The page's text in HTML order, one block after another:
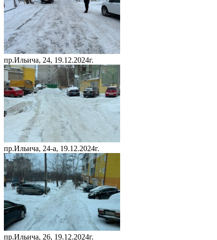
пр.Ильича, 24, 19.12.2024г.
пр.Ильича, 24-а, 19.12.2024г.
пр.Ильича, 26, 19.12.2024г.